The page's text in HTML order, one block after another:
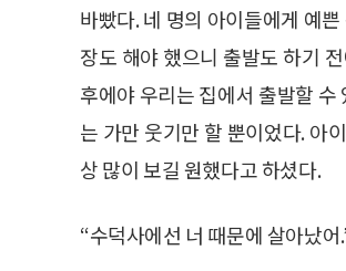
바빴다. 네 명의 아이들에게 예
장도 해야 했으니 출발도 하기
후에야 우리는 집에서 출발할
는 가만 웃기만 할 뿐이었다. 아
상 많이 보길 원했다고 하셨다.
“수덕사에선 너 때문에 살아났어